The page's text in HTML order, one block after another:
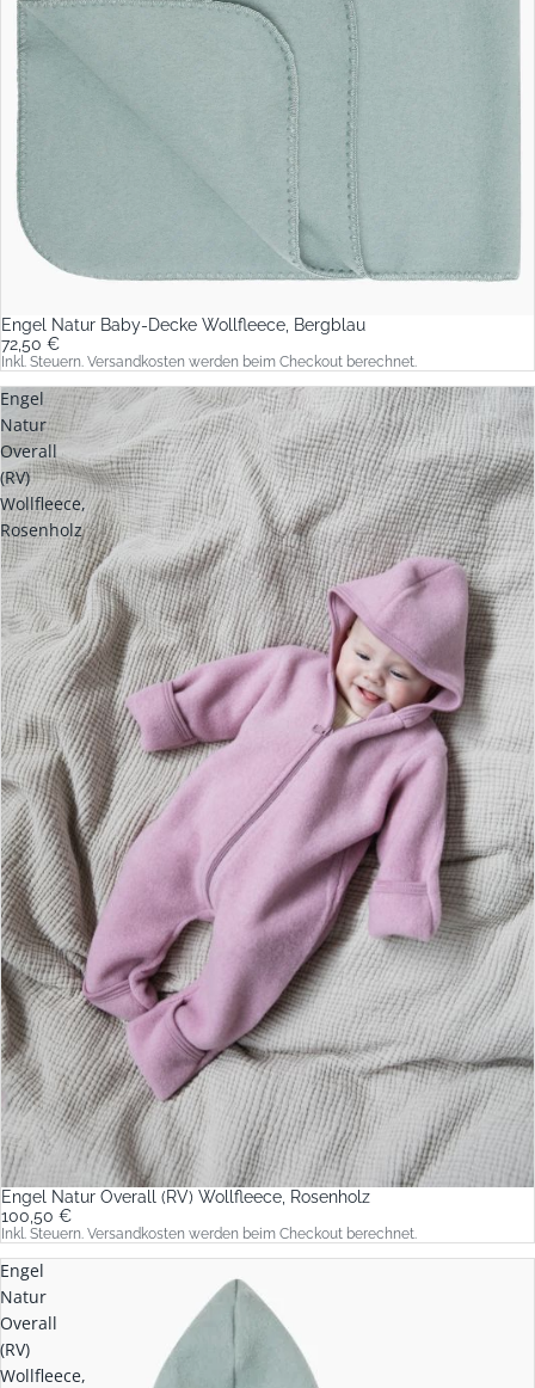
Engel Natur Baby-Decke Wollfleece, Bergblau
72,50 €
Inkl. Steuern. Versandkosten werden beim Checkout berechnet.
Engel
Natur
Overall
(RV)
Wollfleece,
Rosenholz
Engel Natur Overall (RV) Wollfleece, Rosenholz
100,50 €
Inkl. Steuern. Versandkosten werden beim Checkout berechnet.
Engel
Natur
Overall
(RV)
Wollfleece,